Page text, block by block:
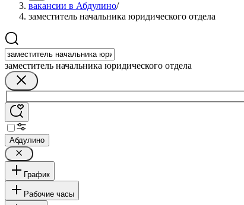
вакансии в Абдулино/
заместитель начальника юридического отдела
заместитель начальника юридического отдела
Абдулино
График
Рабочие часы